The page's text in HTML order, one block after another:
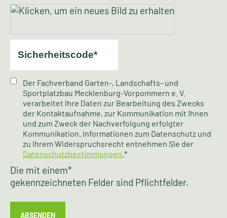
Der Fachverband Garten-, Landschafts- und
Sportplatzbau Mecklenburg-Vorpommern e. V.
verarbeitet Ihre Daten zur Bearbeitung des Zwecks
der Kontaktaufnahme, zur Kommunikation mit Ihnen
und zum Zweck der Nachverfolgung erfolgter
Kommunikation. Informationen zum Datenschutz und
zu Ihrem Widerspruchsrecht entnehmen Sie der
Datenschutzbestimmungen .*
Die mit einem*
gekennzeichneten Felder sind Pflichtfelder.
ABSENDEN